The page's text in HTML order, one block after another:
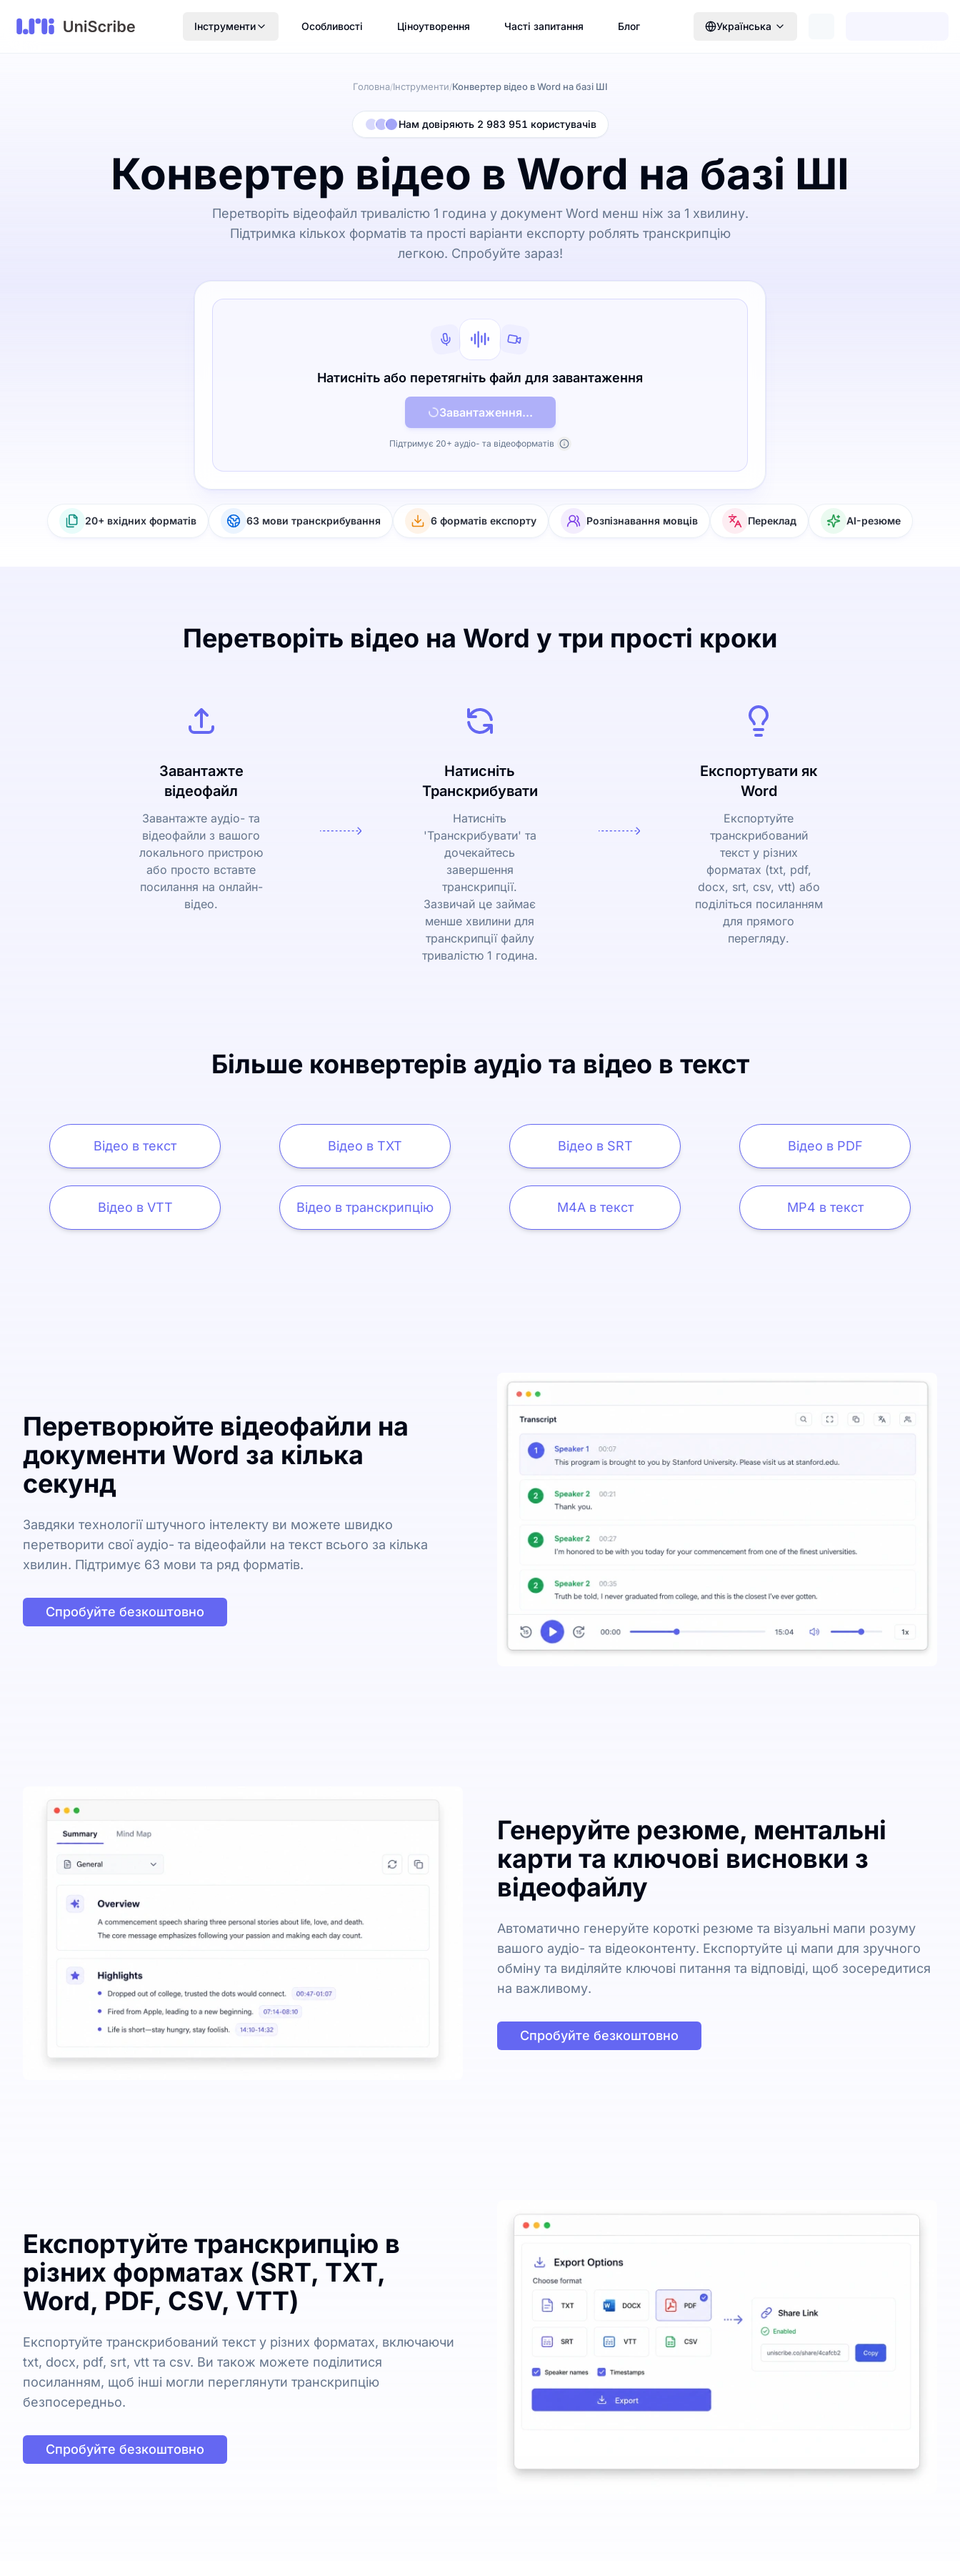
Інструменти Особливості Ціноутворення Часті запитання Блог Українська
Головна/Інструменти/Конвертер відео в Word на базі ШІ
Нам довіряють 2 983 951 користувачів
Конвертер відео в Word на базі ШІ
Перетворіть відеофайл тривалістю 1 година у документ Word менш ніж за 1 хвилину.
Підтримка кількох форматів та прості варіанти експорту роблять транскрипцію
легкою. Спробуйте зараз!
Натисніть або перетягніть файл для завантаження
Завантаження...
Підтримує 20+ аудіо- та відеоформатів
20+ вхідних форматів 63 мови транскрибування 6 форматів експорту Розпізнавання мовців Переклад AI-резюме
Перетворіть відео на Word у три прості кроки
Завантажте
відеофайл
Завантажте аудіо- та
відеофайли з вашого
локального пристрою
або просто вставте
посилання на онлайн-
відео.
Натисніть
Транскрибувати
Натисніть
'Транскрибувати' та
дочекайтесь
завершення
транскрипції.
Зазвичай це займає
менше хвилини для
транскрипції файлу
тривалістю 1 година.
Експортувати як
Word
Експортуйте
транскрибований
текст у різних
форматах (txt, pdf,
docx, srt, csv, vtt) або
поділіться посиланням
для прямого
перегляду.
Більше конвертерів аудіо та відео в текст
Відео в текст Відео в TXT Відео в SRT Відео в PDF
Відео в VTT Відео в транскрипцію M4A в текст MP4 в текст
Перетворюйте відеофайли на
документи Word за кілька
секунд
Завдяки технології штучного інтелекту ви можете швидко
перетворити свої аудіо- та відеофайли на текст всього за кілька
хвилин. Підтримує 63 мови та ряд форматів.
Спробуйте безкоштовно
Генеруйте резюме, ментальні
карти та ключові висновки з
відеофайлу
Автоматично генеруйте короткі резюме та візуальні мапи розуму
вашого аудіо- та відеоконтенту. Експортуйте ці мапи для зручного
обміну та виділяйте ключові питання та відповіді, щоб зосередитися
на важливому.
Спробуйте безкоштовно
Експортуйте транскрипцію в
різних форматах (SRT, TXT,
Word, PDF, CSV, VTT)
Експортуйте транскрибований текст у різних форматах, включаючи
txt, docx, pdf, srt, vtt та csv. Ви також можете поділитися
посиланням, щоб інші могли переглянути транскрипцію
безпосередньо.
Спробуйте безкоштовно